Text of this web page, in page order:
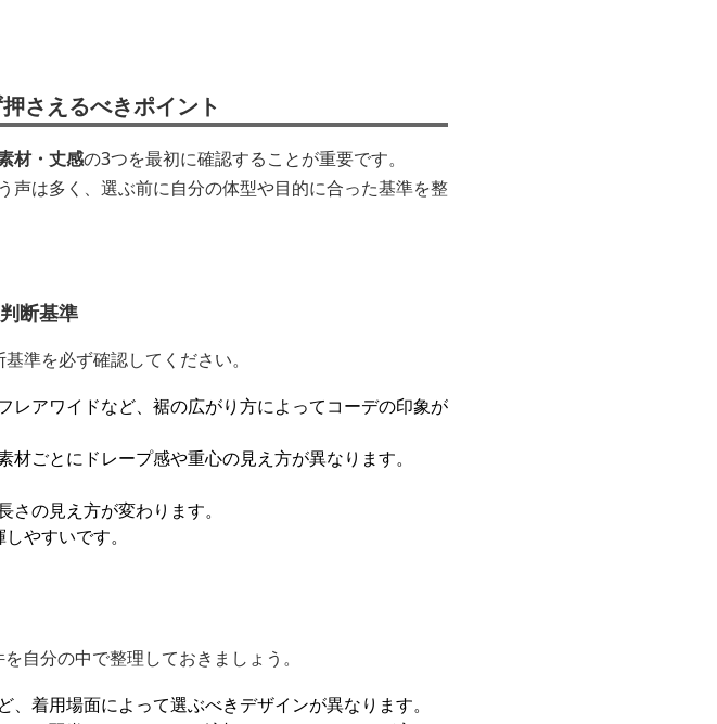
さえるべきポイント
材・丈感の3つを最初に確認することが重要です。
声は多く、選ぶ前に自分の体型や目的に合った基準を整
断基準
準を必ず確認してください。
レアワイドなど、裾の広がり方によってコーデの印象が
ごとにドレープ感や重心の見え方が異なります。
さの見え方が変わります。
やすいです。
自分の中で整理しておきましょう。
着用場面によって選ぶべきデザインが異なります。